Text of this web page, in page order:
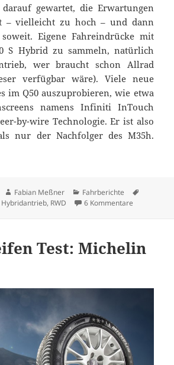
gewartet, die Erwartungen
– vielleicht zu hoch – und dann
Eigene Fahreindrücke mit
S Hybrid zu sammeln, natürlich
wer braucht schon Allrad
verfügbar wäre). Viele neue
im Q50 auszuprobieren, wie etwa
namens Infiniti InTouch
by-wire Technologie. Er ist also
nur der Nachfolger des M35h.
Q50 S Hybrid
Autor
Fabian Meßner Kategorien
Fahrberichte
Hybridantrieb, RWD 6 Kommentare
Test: Michelin